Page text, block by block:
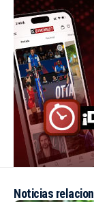
Noticias